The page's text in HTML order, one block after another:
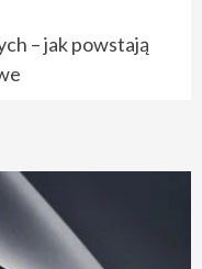
– jak powstają